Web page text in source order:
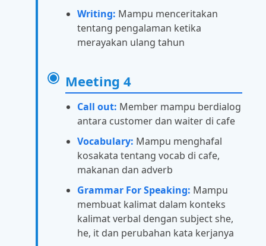
Writing: Mampu menceritakan
tentang pengalaman ketika
merayakan ulang tahun
Meeting 4
Call out: Member mampu berdialog
antara customer dan waiter di cafe
Vocabulary: Mampu menghafal
kosakata tentang vocab di cafe,
makanan dan adverb
Grammar For Speaking: Mampu
membuat kalimat dalam konteks
kalimat verbal dengan subject she,
he, it dan perubahan kata kerjanya